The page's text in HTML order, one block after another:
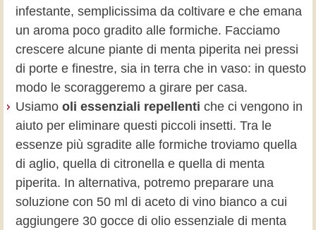
infestante, semplicissima da coltivare e che emana
un aroma poco gradito alle formiche. Facciamo
crescere alcune piante di menta piperita nei pressi
di porte e finestre, sia in terra che in vaso: in questo
modo le scoraggeremo a girare per casa.
Usiamo oli essenziali repellenti che ci vengono in
aiuto per eliminare questi piccoli insetti. Tra le
essenze più sgradite alle formiche troviamo quella
di aglio, quella di citronella e quella di menta
piperita. In alternativa, potremo preparare una
soluzione con 50 ml di aceto di vino bianco a cui
aggiungere 30 gocce di olio essenziale di menta